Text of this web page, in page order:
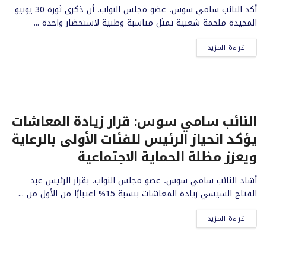
أكد النائب سامي سوس، عضو مجلس النواب، أن ذكرى ثورة 30 يونيو
المجيدة ملحمة شعبية تمثل مناسبة وطنية لاستحضار واحدة ...
قراءة المزيد
النائب سامي سوس: قرار زيادة المعاشات
يؤكد انحياز الرئيس للفئات الأولى بالرعاية
ويعزز مظلة الحماية الاجتماعية
أشاد النائب سامي سوس، عضو مجلس النواب، بقرار الرئيس عبد
الفتاح السيسي زيادة المعاشات بنسبة 15% اعتبارًا من الأول من ...
قراءة المزيد